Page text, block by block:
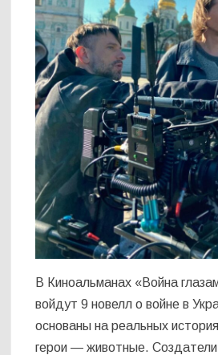
В Киноальманах «Война
войдут 9 новелл о войне в
основаны на реальных
герои — животные. Создатели